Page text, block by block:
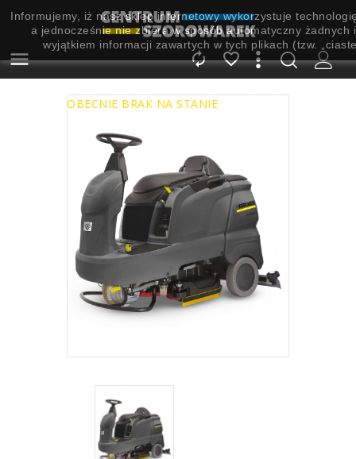
 

OBECNIE BRAK NA STANIE
Informujemy, iż nasz sklep internetowy wykorzystuje
a jednocześnie nie zbiera w sposób automatyczny żadnych
wyjątkiem informacji zawartych w tych plikach (tzw.